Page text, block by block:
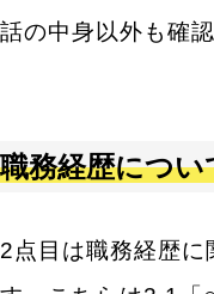
話の中身以外も確
職務経歴につ
2点目は職務経歴に